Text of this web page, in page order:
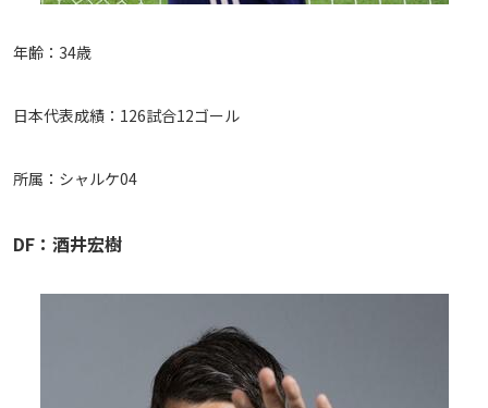
年齢：34歳
日本代表成績：126試合12ゴール
所属：シャルケ04
DF：酒井宏樹